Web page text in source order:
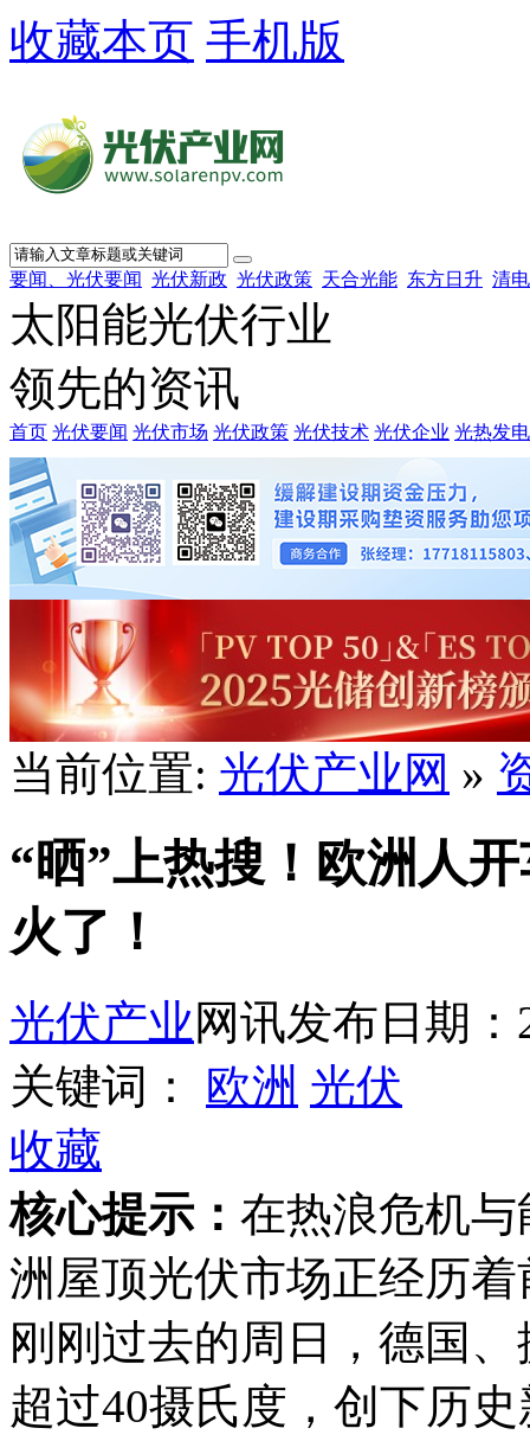
收藏本页 手机版
要闻、光伏要闻 光伏新政 光伏政策 天合光能 东方日升 清
太阳能光伏行业
领先的资讯
首页 光伏要闻 光伏市场 光伏政策 光伏技术 光伏企业 光热发电
当前位置: 光伏产业网 »
“晒”上热搜！欧洲人
火了！
光伏产业网讯发布日期：
关键词： 欧洲 光伏
收藏
核心提示： 在热浪危机
洲屋顶光伏市场正经历
刚刚过去的周日，德国
超过40摄氏度，创下历